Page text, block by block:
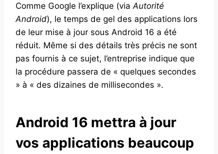
Comme Google l’explique (via Autorité
Android), le temps de gel des applications lors
de leur mise à jour sous Android 16 a été
réduit. Même si des détails très précis ne sont
pas fournis à ce sujet, l’entreprise indique que
la procédure passera de « quelques secondes
» à « des dizaines de millisecondes ».
Android 16 mettra à jour
vos applications beaucoup